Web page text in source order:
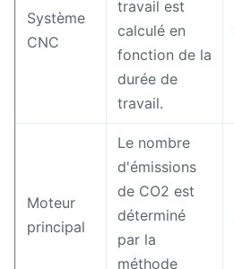
Système
CNC
travail est
calculé en
fonction de la
durée de
travail.
Moteur
principal
Le nombre
d'émissions
de CO2 est
déterminé
par la
méthode